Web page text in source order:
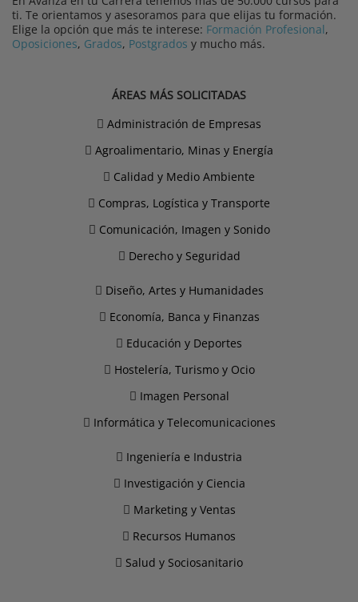
ti. Te orientamos y asesoramos para que elijas tu formación.
Elige la opción que más te interese: Formación Profesional,
Oposiciones, Grados, Postgrados y mucho más.
ÁREAS MÁS SOLICITADAS
Administración de Empresas
Agroalimentario, Minas y Energía
Calidad y Medio Ambiente
Compras, Logística y Transporte
Comunicación, Imagen y Sonido
Derecho y Seguridad
Diseño, Artes y Humanidades
Economía, Banca y Finanzas
Educación y Deportes
Hostelería, Turismo y Ocio
Imagen Personal
Informática y Telecomunicaciones
Ingeniería e Industria
Investigación y Ciencia
Marketing y Ventas
Recursos Humanos
Salud y Sociosanitario